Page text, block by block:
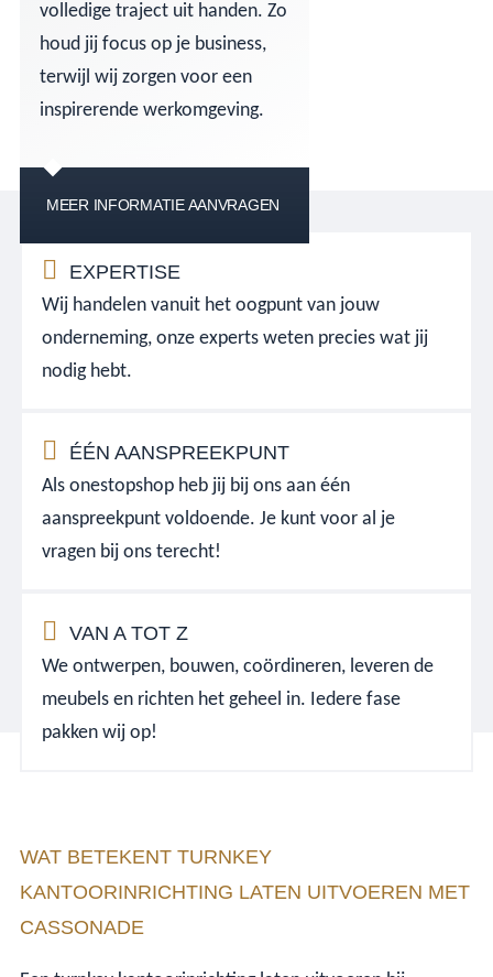
volledige traject uit handen. Zo
houd jij focus op je business,
terwijl wij zorgen voor een
inspirerende werkomgeving.
MEER INFORMATIE AANVRAGEN
EXPERTISE
Wij handelen vanuit het oogpunt van jouw
onderneming, onze experts weten precies wat jij
nodig hebt.
ÉÉN AANSPREEKPUNT
Als onestopshop heb jij bij ons aan één
aanspreekpunt voldoende. Je kunt voor al je
vragen bij ons terecht!
VAN A TOT Z
We ontwerpen, bouwen, coördineren, leveren de
meubels en richten het geheel in. Iedere fase
pakken wij op!
WAT BETEKENT TURNKEY
KANTOORINRICHTING LATEN UITVOEREN MET
CASSONADE